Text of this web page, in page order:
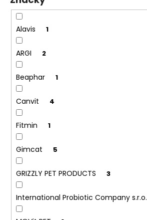
ů
Alavis 1
ARGI 2
Beaphar 1
Canvit 4
Fitmin 1
Gimcat 5
GRIZZLY PET PRODUCTS 3
International Probiotic Company s.r.o.
u
m